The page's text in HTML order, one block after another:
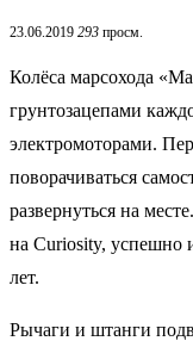
23.06.2019 293 просм.
Колёса марсохода
грунтозацепами
электромоторами.
поворачиваться
развернуться на
на Curiosity, успешно
лет.
Рычаги и штанги